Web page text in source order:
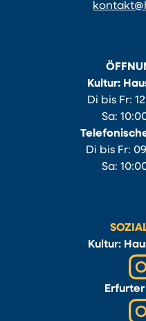
Kultur:
Di bis Fr:
Sa:
Di bis Fr:
Sa:
Kultur: